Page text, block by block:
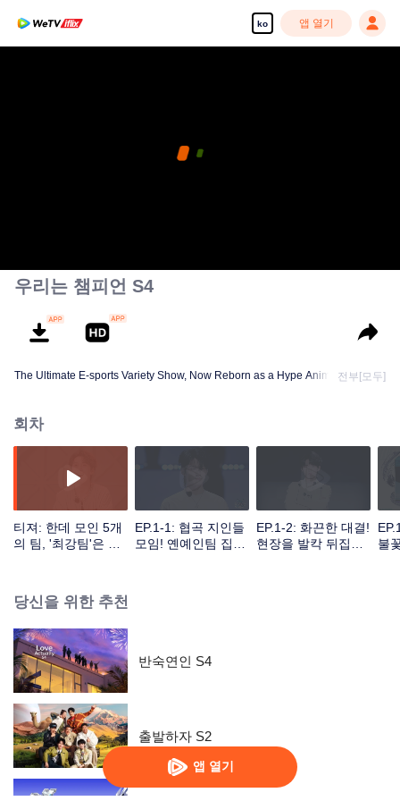
ko 앱 열기
앱 열기
우리는 챔피언 S4
The Ultimate E-sports Variety Show, Now Reborn as a Hype Anime!전부[모두]
회차
티져: 한데 모인 5개
의 팀, '최강팀'은 누
EP.1-1: 협곡 지인들
모임! 옌예인팀 집결
EP.1-2: 화끈한 대결!
현장을 발칵 뒤집어
불
당신을 위한 추천
반숙연인 S4
출발하자 S2